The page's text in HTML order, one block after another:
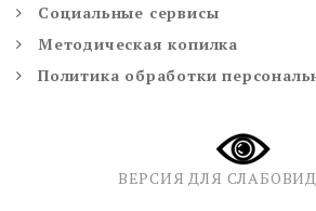
Социальные сервисы
Методическая копилка
Политика обработки
ВЕРСИЯ ДЛЯ